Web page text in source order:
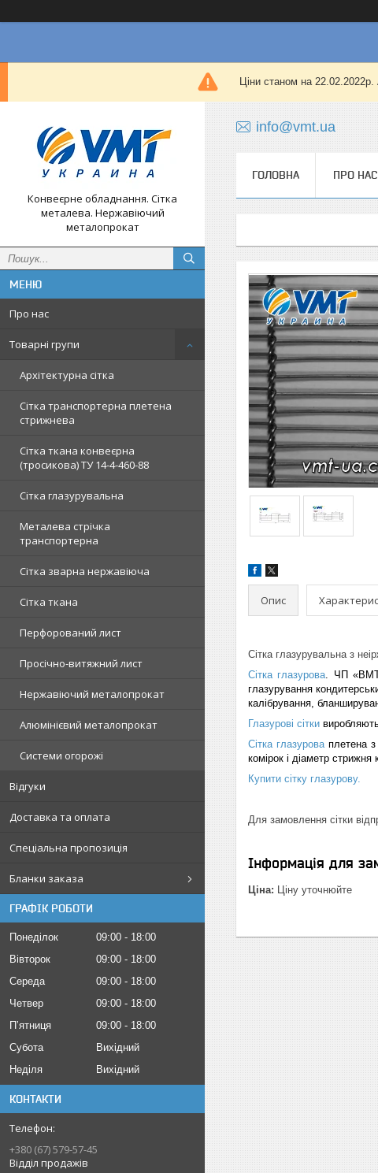
Ціни станом на
Конвеєрне обладнання. Сітка
металева. Нержавіючий
металопрокат
Про нас
Товарні групи
Архітектурна сітка
Сітка транспортерна плетена
стрижнева
Сітка ткана конвеєрна
(тросикова) ТУ 14-4-460-88
Сітка глазурувальна
Металева стрічка
транспортерна
Сітка зварна нержавіюча
Сітка ткана
Перфорований лист
Просічно-витяжний лист
Нержавіючий металопрокат
Алюмінієвий металопрокат
Системи огорожі
Відгуки
Доставка та оплата
Спеціальна пропозиція
Бланки заказа
ГРАФІК РОБОТИ
Понеділок 09:00
18:00
Вівторок
09:00
18:00
Середа
09:00
18:00
Четвер
09:00
18:00
Пʼятниця
09:00
18:00
Субота
Вихідний
Неділя
Вихідний
КОНТАКТИ
+380 (67) 579-57-45
Відділ продажів
info@vmt.ua
ГОЛОВНА ПРО НАС
Опис
Сітка глазурувальна з
Сітка глазурова. ЧП «ВМТ
глазурування
калібрування,
Глазурові сітки
Сітка глазуроваплетена з
комірок і діаметр стрижня
Купити сітку глазурову.
Для замовлення сітки
Інформація для
Ціна: Ціну уточнюйте